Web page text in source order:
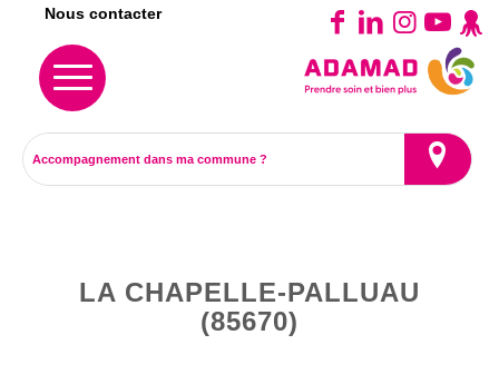
Nous contacter
LA CHAPELLE-PALLUAU
(85670)